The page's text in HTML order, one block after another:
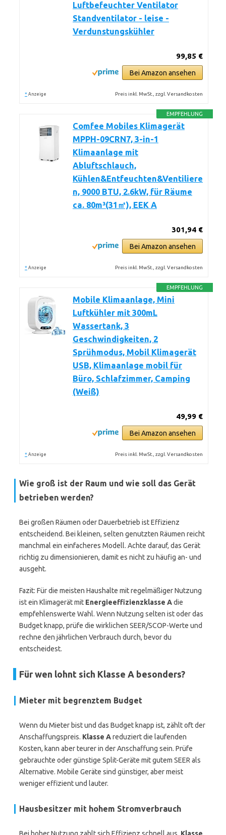
Luftbefeuchter Ventilator
Standventilator - leise -
Verdunstungskühler
99,85 €
Bei Amazon ansehen
* Anzeige Preis inkl. MwSt., zzgl. Versandkosten
EMPFEHLUNG
Comfee Mobiles Klimagerät
MPPH-09CRN7, 3-in-1
Klimaanlage mit
Abluftschlauch,
Kühlen&Entfeuchten&Ventiliere
n, 9000 BTU, 2.6kW, für Räume
ca. 80m³(31㎡), EEK A
301,94 €
Bei Amazon ansehen
* Anzeige Preis inkl. MwSt., zzgl. Versandkosten
EMPFEHLUNG
Mobile Klimaanlage, Mini
Luftkühler mit 300mL
Wassertank, 3
Geschwindigkeiten, 2
Sprühmodus, Mobil Klimagerät
USB, Klimaanlage mobil für
Büro, Schlafzimmer, Camping
(Weiß)
49,99 €
Bei Amazon ansehen
* Anzeige Preis inkl. MwSt., zzgl. Versandkosten
Wie groß ist der Raum und wie soll das Gerät
betrieben werden?
Bei großen Räumen oder Dauerbetrieb ist Effizienz
entscheidend. Bei kleinen, selten genutzten Räumen reicht
manchmal ein einfacheres Modell. Achte darauf, das Gerät
richtig zu dimensionieren, damit es nicht zu häufig an- und
ausgeht.
Fazit: Für die meisten Haushalte mit regelmäßiger Nutzung
ist ein Klimagerät mit Energieeffizienzklasse Adie
empfehlenswerte Wahl. Wenn Nutzung selten ist oder das
Budget knapp, prüfe die wirklichen SEER/SCOP-Werte und
rechne den jährlichen Verbrauch durch, bevor du
entscheidest.
Für wen lohnt sich Klasse A besonders?
Mieter mit begrenztem Budget
Wenn du Mieter bist und das Budget knapp ist, zählt oft der
Anschaffungspreis. Klasse Areduziert die laufenden
Kosten, kann aber teurer in der Anschaffung sein. Prüfe
gebrauchte oder günstige Split-Geräte mit gutem SEER als
Alternative. Mobile Geräte sind günstiger, aber meist
weniger effizient und lauter.
Hausbesitzer mit hohem Stromverbrauch